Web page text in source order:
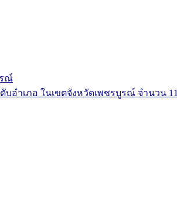
ณ์
ำเภอ ในเขตจังหวัดเพชรบูรณ์ จำนวน